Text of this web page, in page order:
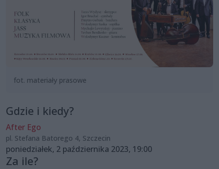
fot. materiały prasowe
Gdzie i kiedy?
After Ego
pl. Stefana Batorego 4, Szczecin
poniedziałek, 2 października 2023, 19:00
Za ile?